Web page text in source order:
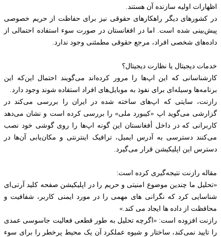
اظهارات اولیه سازنده آن هستند.
در کشورهای دیگر راهکارهای حقوقی نیز برای حفاظت از حریم خصوصی
پیش‌بینی شده است. اما در افغانستان در صورت سوء استفاده احتمالی از
داده‌های شخصی افراد، مرجع حقوقی مطمئنی وجود ندارد.
خدمات دیجیتال یا نظارت دیجیتال؟
کارشناسانی که این اپ‌ها را مرور کرده‌اند می‌گویند احتمال این‌که این
برنامه‌ها وسیله‌ای برای نفوذ به موبایل‌های افراد استفاده شوند وجود دارد.
رازنت، سایتی که اپ‌های ساخته شده در ایران را بررسی می‌کند در
گزارشی می‌گوید اپ «کیبورد ملی» را بررسی کرده است و نشان می‌دهد
کاربرانی که در داخل أفغانستان این گونه اپ‌ها را روی گوشی خود نصب
می‌کنند دسترسی به آدرس ایمیل، ترافیک اینترنتی و مکان‌یابی آن‌‌ها در
دسترس این اپلیکیشن قرار می‌گیرد.
مقاله رازنت نتیجه‌گیری کرده است:
«تحلیل ما چندین موضوع امنیتی و حریم را در اپلیکیشن صفحه کلید آر‌تی‌ای
شناسایی کرد که نگرانی های مهمی را در مورد ایمنی کاربر، شفافیت و
محافظت از داده ها ایجاد می کند.»
رازنت افزوده است: «اگرچه تحلیل به طور قطعی فعالیت جاسوسی عمدی
را تایید نمی‌کند، ساختار و شیوه عملکرد آن یک محیط پرخطر را برای سوء